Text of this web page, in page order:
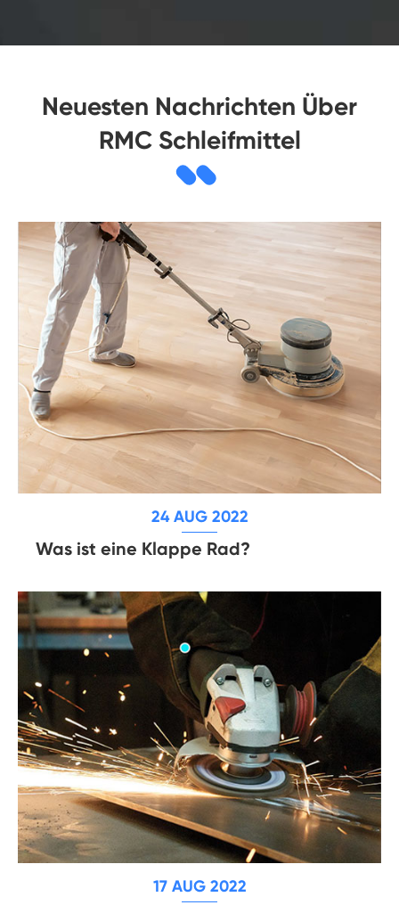
Neuesten Nachrichten Über
RMC Schleifmittel
24 AUG 2022
Was ist eine Klappe Rad?
17 AUG 2022